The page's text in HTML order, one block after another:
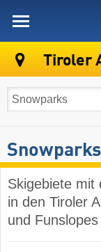
Tiroler
Skigebiete mit
in den Tiroler
und